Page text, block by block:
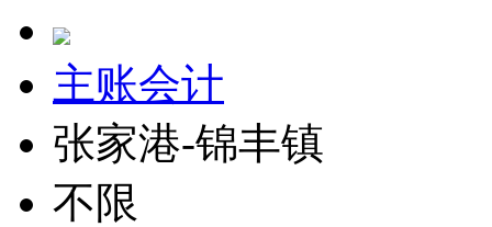
主账会计
张家港-锦丰镇
不限